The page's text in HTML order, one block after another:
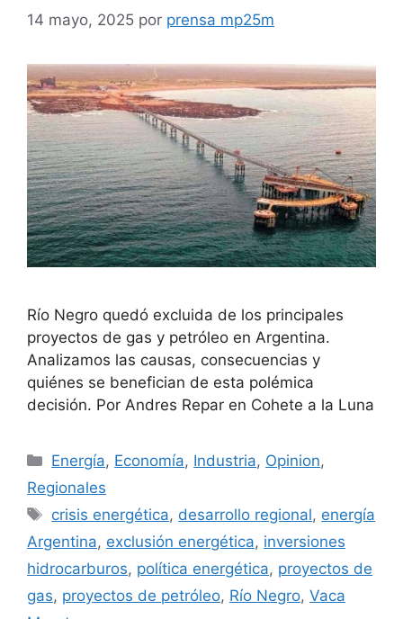
14 mayo, 2025 por prensa mp25m
Río Negro quedó excluida de los principales
proyectos de gas y petróleo en Argentina.
Analizamos las causas, consecuencias y
quiénes se benefician de esta polémica
decisión. Por Andres Repar en Cohete a la Luna
Energía, Economía, Industria, Opinion,
Regionales
crisis energética, desarrollo regional, energía
Argentina, exclusión energética, inversiones
hidrocarburos, política energética, proyectos de
gas, proyectos de petróleo, Río Negro, Vaca